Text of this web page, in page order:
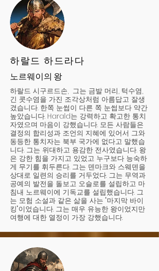
하랄드 하드라다
노르웨이의 왕
하랄드 시구르드손, 그는 금발 머리, 턱수염,
긴 콧수염을 가진 조각상처럼 아름답고 잘생
겼습니다. 한쪽 눈썹이 다른 쪽 눈썹보다 약간
높았습니다. Harald는 강력하고 확고한 통치
자였으며 마음이 강했습니다. 모든 사람들은
결정의 합리성과 조언의 지혜에 있어서 그와
동등한 통치자는 북부 국가에 없다고 말했습
니다. 그는 위대하고 용감한 전사였습니다. 왕
은 강한 힘을 가지고 있었고 누구보다 능숙하
게 무기를 휘두른다. 그는 덴마크와 스웨덴을
상대로 일련의 승리를 거두었다. 그는 무역과
공예의 발전을 돌보고 오슬로를 설립하고 마
침내 노르웨이에 기독교를 설립했습니다. 그
는 모험 소설과 같은 삶을 사는 "마지막 바이
킹"이었습니다. 그는 매우 유능한 왕이었지만
여행에 대한 열정이 가장 강했습니다.